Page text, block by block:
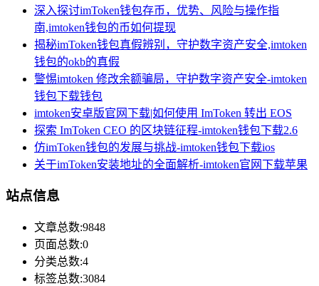
深入探讨imToken钱包存币，优势、风险与操作指
南,imtoken钱包的币如何提现
揭秘imToken钱包真假辨别，守护数字资产安全,imtoken
钱包的okb的真假
警惕imtoken 修改余额骗局，守护数字资产安全-imtoken
钱包下载钱包
imtoken安卓版官网下载|如何使用 ImToken 转出 EOS
探索 ImToken CEO 的区块链征程-imtoken钱包下载2.6
仿imToken钱包的发展与挑战-imtoken钱包下载ios
关于imToken安装地址的全面解析-imtoken官网下载苹果
站点信息
文章总数:9848
页面总数:0
分类总数:4
标签总数:3084